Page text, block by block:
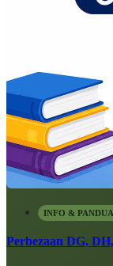
INFO &
Perbezaan DG,